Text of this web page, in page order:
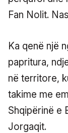
Fan Nolit.
Ka qenë një
papritura,
në territore,
takime me
Shqipërinë e
Jorgaqit.